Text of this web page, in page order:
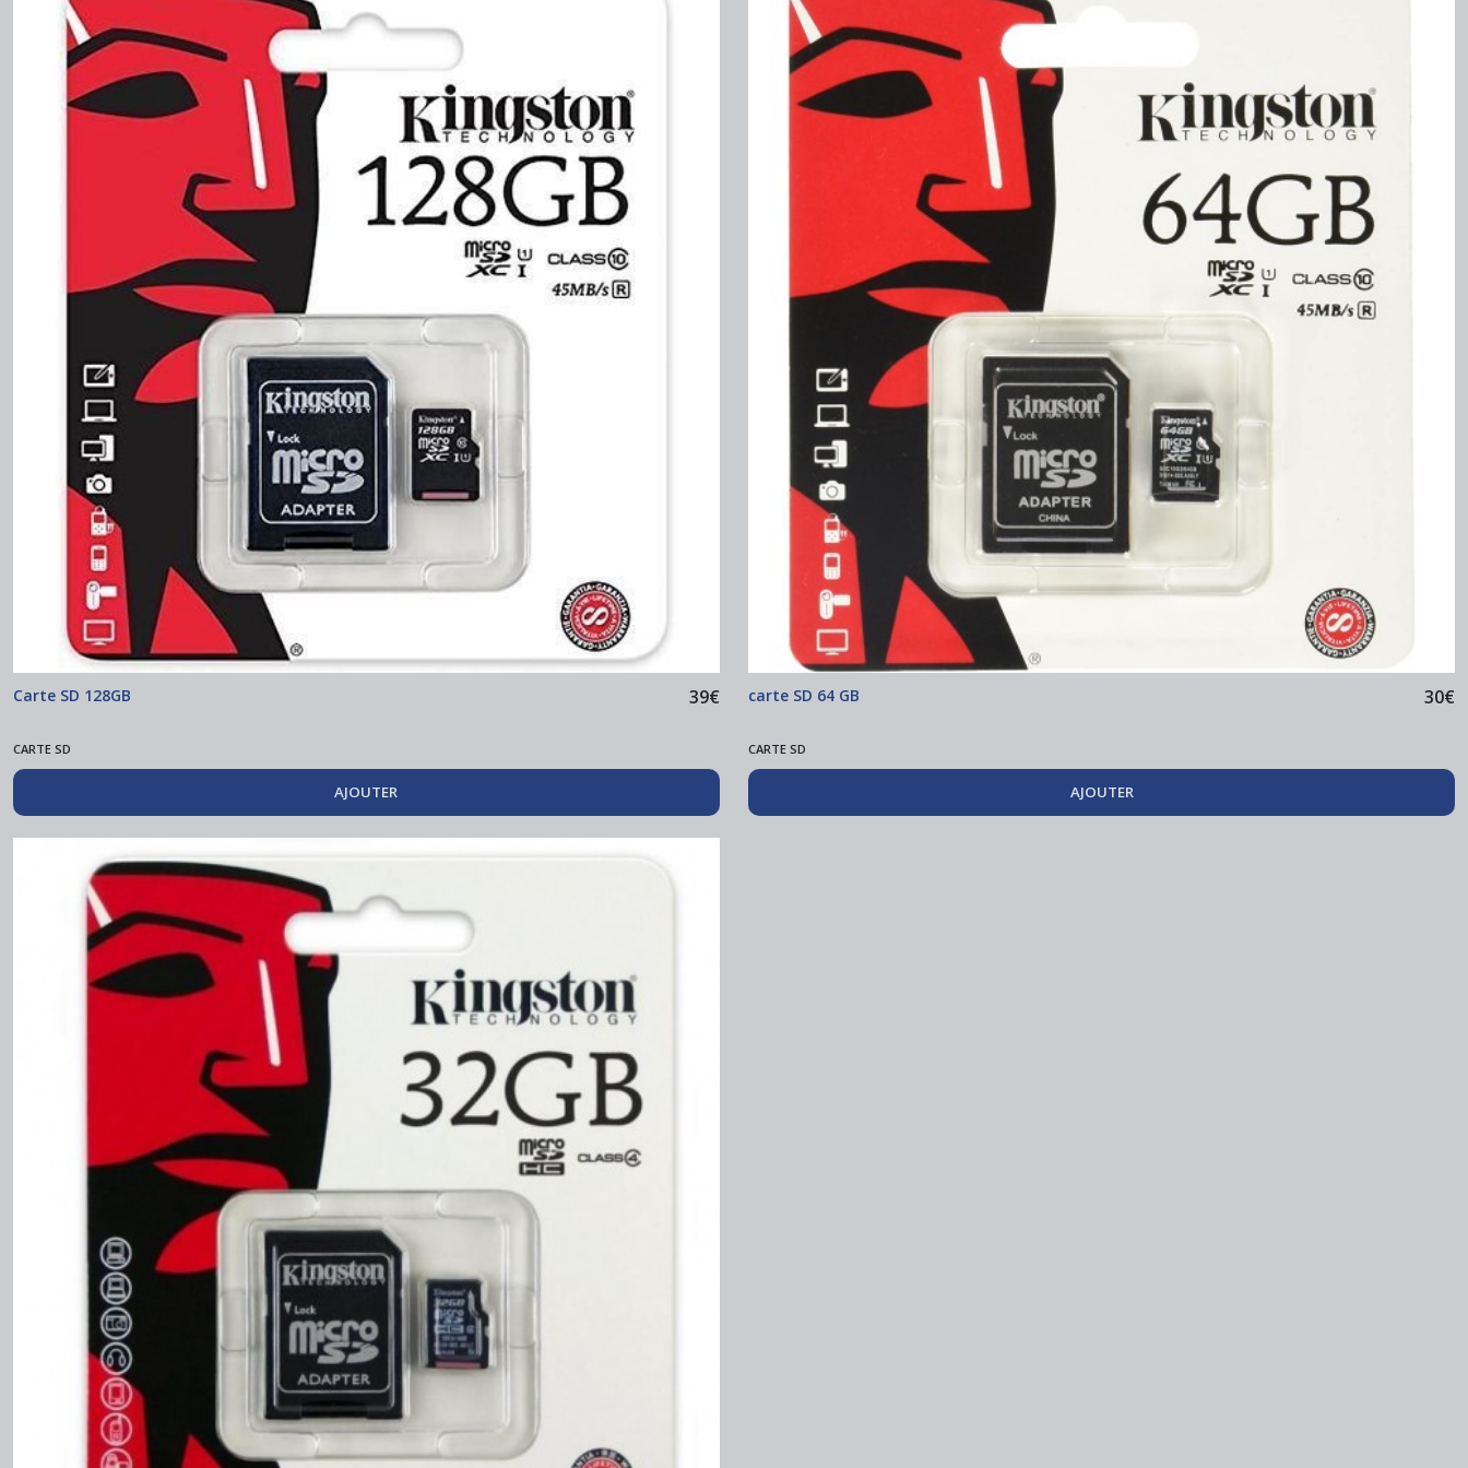
Carte SD 128GB 39€
CARTE SD
AJOUTER
carte SD 64 GB 30€
CARTE SD
AJOUTER